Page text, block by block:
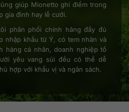
giúp Mionetto ghi điểm trong
gia đình hay lễ cưới.
phân phối chính hãng đầy đủ
nhập khẩu từ Ý, có tem nhãn và
hàng cá nhân, doanh nghiệp tổ
yêu vang sủi đều có thể dễ
hợp với khẩu vị và ngân sách.